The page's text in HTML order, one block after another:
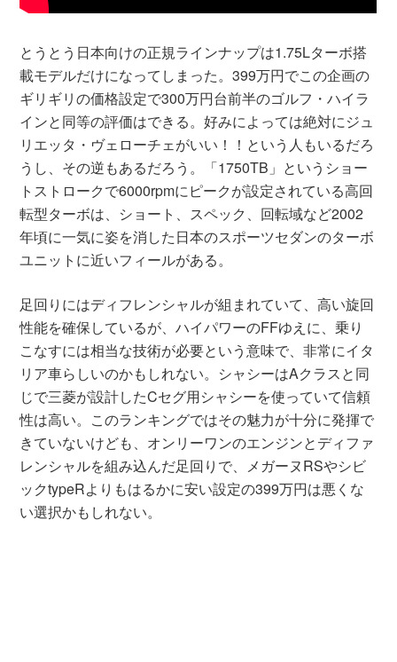
とうとう日本向けの正規ラインナップは1.75Lターボ搭
載モデルだけになってしまった。399万円でこの企画の
ギリギリの価格設定で300万円台前半のゴルフ・ハイラ
インと同等の評価はできる。好みによっては絶対にジュ
リエッタ・ヴェローチェがいい！！という人もいるだろ
うし、その逆もあるだろう。「1750TB」というショー
トストロークで6000rpmにピークが設定されている高回
転型ターボは、ショート、スペック、回転域など2002
年頃に一気に姿を消した日本のスポーツセダンのターボ
ユニットに近いフィールがある。
足回りにはディフレンシャルが組まれていて、高い旋回
性能を確保しているが、ハイパワーのFFゆえに、乗り
こなすには相当な技術が必要という意味で、非常にイタ
リア車らしいのかもしれない。シャシーはAクラスと同
じで三菱が設計したCセグ用シャシーを使っていて信頼
性は高い。このランキングではその魅力が十分に発揮で
きていないけども、オンリーワンのエンジンとディファ
レンシャルを組み込んだ足回りで、メガーヌRSやシビ
ックtypeRよりもはるかに安い設定の399万円は悪くな
い選択かもしれない。